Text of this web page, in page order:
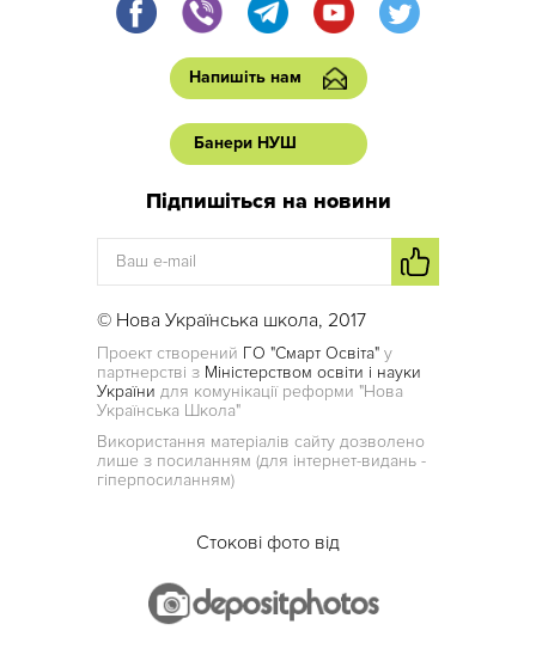
Напишіть нам
Банери НУШ
Підпишіться на новини
© Нова Українська школа, 2017
Проект створений ГО "Смарт Освіта" у
партнерстві з Міністерством освіти і науки
України для комунікації реформи "Нова
Українська Школа"
Використання матеріалів сайту дозволено
лише з посиланням (для інтернет-видань -
гіперпосиланням)
Стокові фото від